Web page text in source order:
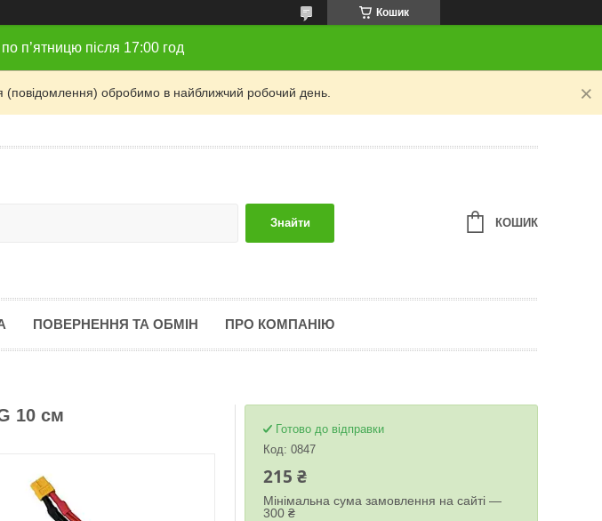
Кошик
п’ятницю після 17:00 год
обробимо в найближчий робочий день.
Знайти КОШИК
ПОВЕРНЕННЯ ТА ОБМІН ПРО КОМПАНІЮ
10 см
Готово до відправки
Код: 0847
215 ₴
Мінімальна сума замовлення на сайті —
300 ₴